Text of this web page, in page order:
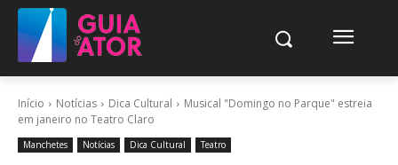
Início Notícias Dica Cultural
Musical "Domingo no Parque" estreia
em janeiro no Teatro Claro
Manchetes Notícias Dica Cultural Teatro